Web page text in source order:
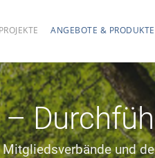
ANGEBOTE & PRODUKTE
und